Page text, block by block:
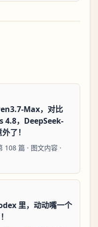
Max，对比
4.8，DeepSeek-
了！
108 篇 · 图文内容 ·
里，动动嘴一个